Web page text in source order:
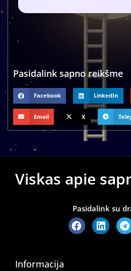
Pasidalink sapno reikšme
Facebook LinkedIn
Email X
Viskas apie
Pasidalink su
Informacija